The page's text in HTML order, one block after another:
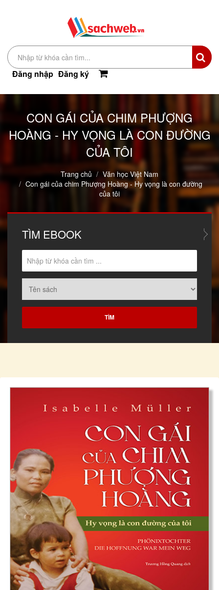
Đăng nhập Đăng ký
CON GÁI CỦA CHIM PHƯỢNG
HOÀNG - HY VỌNG LÀ CON ĐƯỜNG
CỦA TÔI
Trang chủ
Văn học Việt Nam
Con gái của chim Phượng Hoàng - Hy vọng là con đường
của tôi
TÌM EBOOK